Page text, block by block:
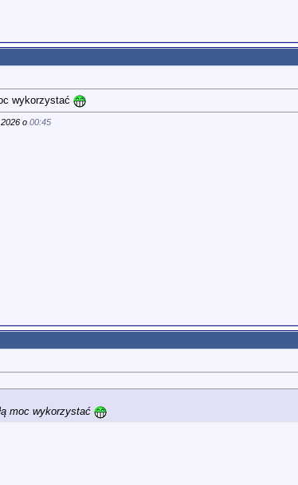
wykorzystać
o 00:45
moc wykorzystać